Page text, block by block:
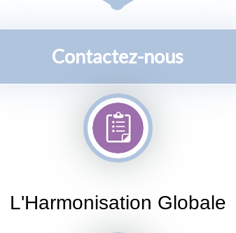
Contactez-nous
L'Harmonisation Globale